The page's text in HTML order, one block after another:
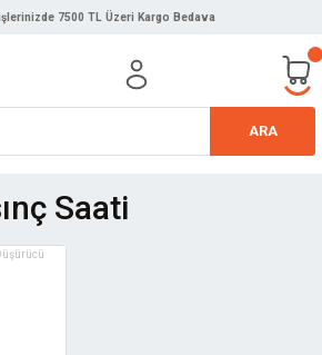
7500 TL Üzeri Kargo Bedava
ARA
Saati